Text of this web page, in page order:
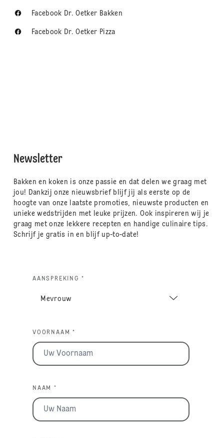
Facebook Dr. Oetker Bakken
Facebook Dr. Oetker Pizza
Newsletter
Bakken en koken is onze passie en dat delen we graag met
jou! Dankzij onze nieuwsbrief blijf jij als eerste op de
hoogte van onze laatste promoties, nieuwste producten en
unieke wedstrijden met leuke prijzen. Ook inspireren wij je
graag met onze lekkere recepten en handige culinaire tips.
Schrijf je gratis in en blijf up-to-date!
AANSPREKING *
VOORNAAM *
NAAM *